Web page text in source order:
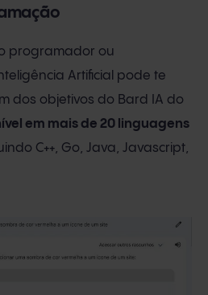
programador ou
Artificial pode te
dos objetivos do Bard IA do
em mais de 20 linguagens
C++, Go, Java, Javascript,